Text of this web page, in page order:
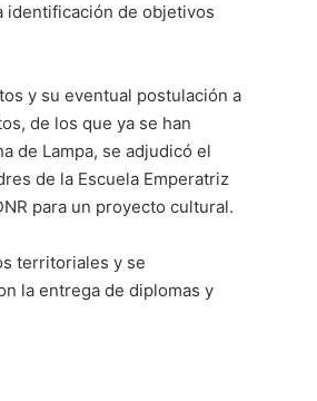
identificación de objetivos
y su eventual postulación a
de los que ya se han
de Lampa, se adjudicó el
de la Escuela Emperatriz
para un proyecto cultural.
territoriales y se
la entrega de diplomas y